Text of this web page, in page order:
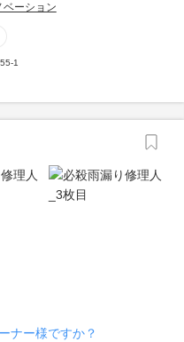
ベーション
1
ナー様ですか？